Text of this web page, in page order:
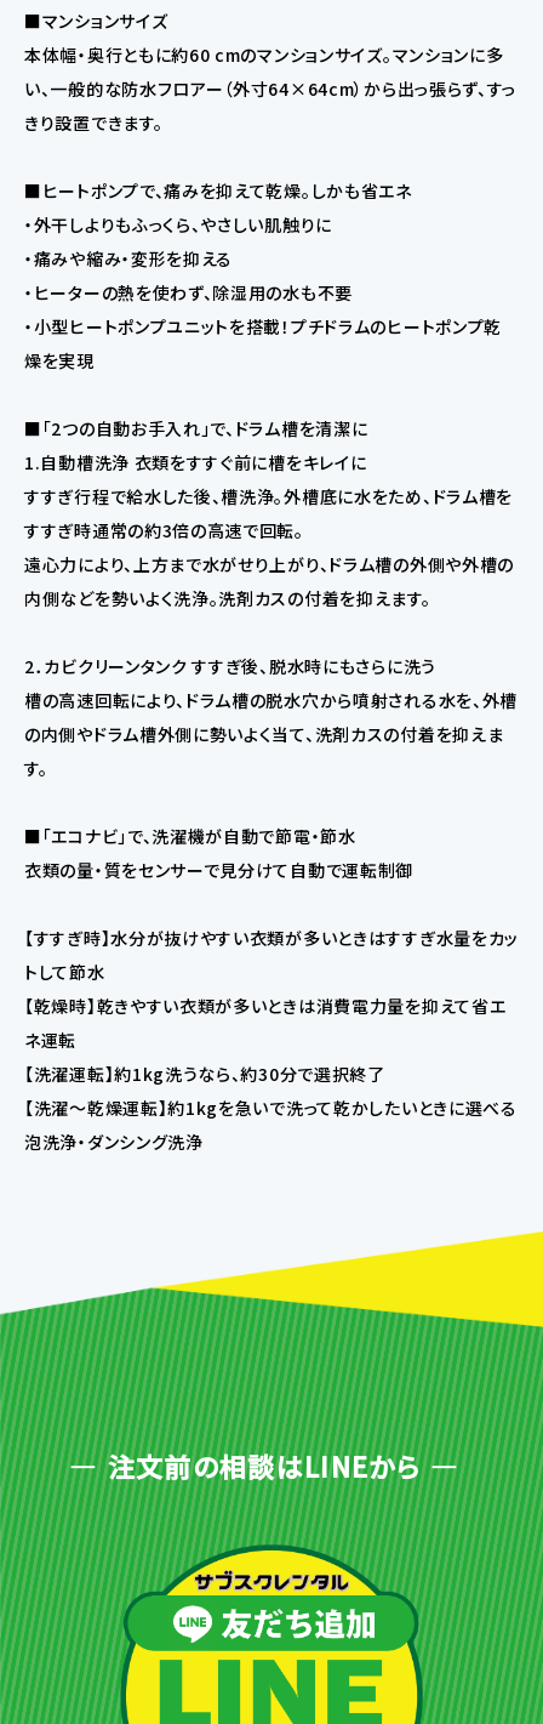
■マンションサイズ
本体幅・奥行ともに約60 cmのマンションサイズ。マンションに多
い、一般的な防水フロアー（外寸64×64cm）から出っ張らず、すっ
きり設置できます。
■ヒートポンプで、痛みを抑えて乾燥。しかも省エネ
・外干しよりもふっくら、やさしい肌触りに
・痛みや縮み・変形を抑える
・ヒーターの熱を使わず、除湿用の水も不要
・小型ヒートポンプユニットを搭載！プチドラムのヒートポンプ乾
燥を実現
■「2つの自動お手入れ」で、ドラム槽を清潔に
1.自動槽洗浄 衣類をすすぐ前に槽をキレイに
すすぎ行程で給水した後、槽洗浄。外槽底に水をため、ドラム槽を
すすぎ時通常の約3倍の高速で回転。
遠心力により、上方まで水がせり上がり、ドラム槽の外側や外槽の
内側などを勢いよく洗浄。洗剤カスの付着を抑えます。
2．カビクリーンタンク すすぎ後、脱水時にもさらに洗う
槽の高速回転により、ドラム槽の脱水穴から噴射される水を、外槽
の内側やドラム槽外側に勢いよく当て、洗剤カスの付着を抑えま
す。
■「エコナビ」で、洗濯機が自動で節電・節水
衣類の量・質をセンサーで見分けて自動で運転制御
【すすぎ時】水分が抜けやすい衣類が多いときはすすぎ水量をカッ
トして節水
【乾燥時】乾きやすい衣類が多いときは消費電力量を抑えて省エ
ネ運転
【洗濯運転】約1kg洗うなら、約30分で選択終了
【洗濯〜乾燥運転】約1kgを急いで洗って乾かしたいときに選べる
泡洗浄・ダンシング洗浄
注文前の相談はLINEから